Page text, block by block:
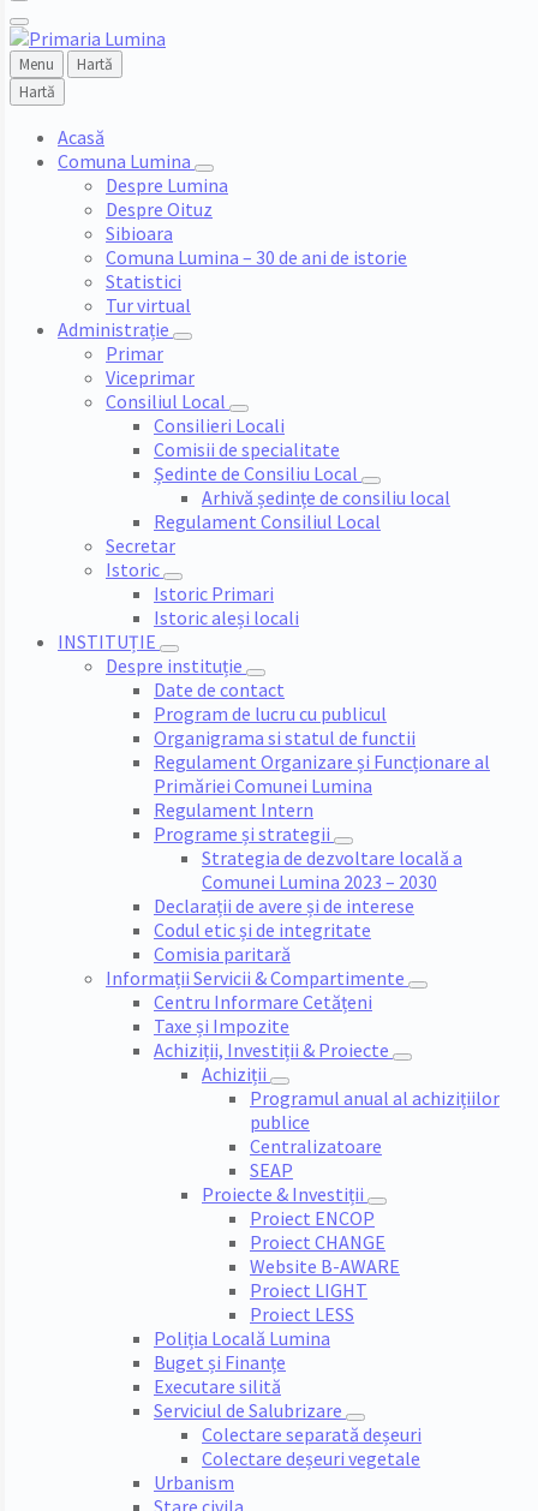
Menu
Hartă
Hartă
Acasă
Comuna Lumina
Despre Lumina
Despre Oituz
Sibioara
Comuna Lumina – 30 de ani de istorie
Statistici
Tur virtual
Administrație
Primar
Viceprimar
Consiliul Local
Consilieri Locali
Comisii de specialitate
Ședinte de Consiliu Local
Arhivă ședințe de consiliu local
Regulament Consiliul Local
Secretar
Istoric
Istoric Primari
Istoric aleși locali
INSTITUȚIE
Despre instituție
Date de contact
Program de lucru cu publicul
Organigrama si statul de functii
Regulament Organizare și Funcționare al
Primăriei Comunei Lumina
Regulament Intern
Programe și strategii
Strategia de dezvoltare locală a
Comunei Lumina 2023 – 2030
Declarații de avere și de interese
Codul etic și de integritate
Comisia paritară
Informații Servicii & Compartimente
Centru Informare Cetățeni
Taxe și Impozite
Achiziții, Investiții & Proiecte
Achiziții
Programul anual al achizițiilor
publice
Centralizatoare
SEAP
Proiecte & Investiții
Proiect ENCOP
Proiect CHANGE
Website B-AWARE
Proiect LIGHT
Proiect LESS
Poliția Locală Lumina
Buget și Finanțe
Executare silită
Serviciul de Salubrizare
Colectare separată deșeuri
Colectare deșeuri vegetale
Urbanism
Stare civila